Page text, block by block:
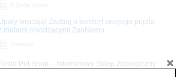
wracają! Zadbaj o komfort swojego pupila
matami chłodzącymi ZooNemo
Pet Shop – Internetowy Sklep Zoologiczny
Wszystko Dla Twojego Pupila | ZooNemo